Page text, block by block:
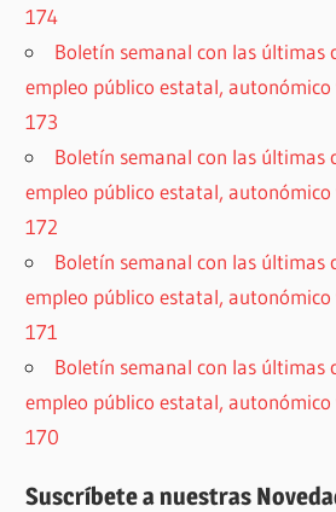
174
Boletín semanal con las últimas
empleo público estatal,
173
Boletín semanal con las últimas
empleo público estatal,
172
Boletín semanal con las últimas
empleo público estatal,
171
Boletín semanal con las últimas
empleo público estatal,
170
Suscríbete a nuestras